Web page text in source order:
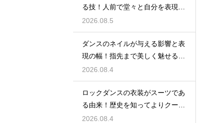
る技！人前で堂々と自分を表現す
るステップ
2026.08.5
ダンスのネイルが与える影響と表
現の幅！指先まで美しく魅せるた
めの工夫
2026.08.4
ロックダンスの衣装がスーツであ
る由来！歴史を知ってよりクール
に踊ろう
2026.08.4